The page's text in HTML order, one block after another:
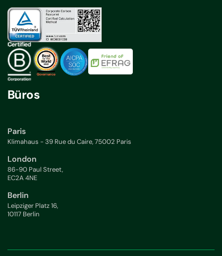
Büros
Paris
Klimahaus - 39 Rue du Caire, 75002 Paris
London
86-90 Paul Street,
EC2A 4NE
Berlin
Leipziger Platz 16,
10117 Berlin